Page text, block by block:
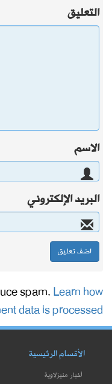
التعليق
الاسم
البريد الإلكتروني
spam.Learn how
data is processed.
الأقسام الرئيسية
أخبار منيزلاوية